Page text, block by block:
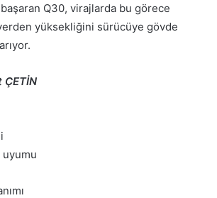
Q30, virajlarda bu görece
yüksekliğini sürücüye gövde
ÇETİN
uyumu